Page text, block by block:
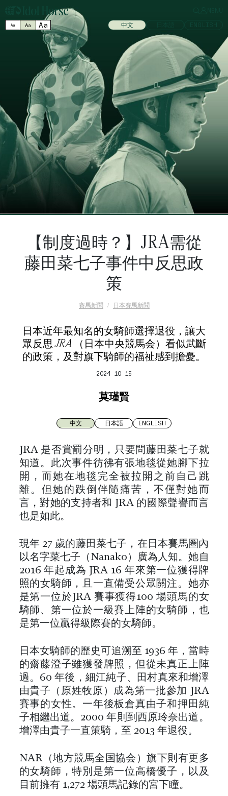
Aa Aa Aa 中文
【制度過時？】JRA需從
藤田菜七子事件中反思政
策
賽馬新聞 日本賽馬新聞
日本近年最知名的女騎師選擇退役，讓大
眾反思 JRA （日本中央競馬会）看似武斷
的政策，及對旗下騎師的福祉感到擔憂。
2024 10 15
莫瑾賢
中文 日本語 ENGLISH
JRA 是否賞罰分明，只要問藤田菜七子就
知道。此次事件彷彿有張地毯從她腳下拉
開，而她在地毯完全被拉開之前自己跳
離。但她的跌倒伴隨痛苦，不僅對她而
言，對她的支持者和 JRA 的國際聲譽而言
也是如此。
現年 27 歲的藤田菜七子，在日本賽馬圈內
以名字菜七子（Nanako）廣為人知。她自
2016 年起成為 JRA 16 年來第一位獲得牌
照的女騎師，且一直備受公眾關注。她亦
是第一位於JRA 賽事獲得100 場頭馬的女
騎師、第一位於一級賽上陣的女騎師，也
是第一位贏得級際賽的女騎師。
日本女騎師的歷史可追溯至 1936 年，當時
的齋藤澄子雖獲發牌照，但從未真正上陣
過。60 年後，細江純子、田村真來和增澤
由貴子（原姓牧原）成為第一批參加 JRA
賽事的女性。一年後板倉真由子和押田純
子相繼出道。2000 年則到西原玲奈出道。
增澤由貴子一直策騎，至 2013 年退役。
NAR（地方競馬全国協会）旗下則有更多
的女騎師，特別是第一位高橋優子，以及
目前擁有 1,272 場頭馬記錄的宮下瞳。